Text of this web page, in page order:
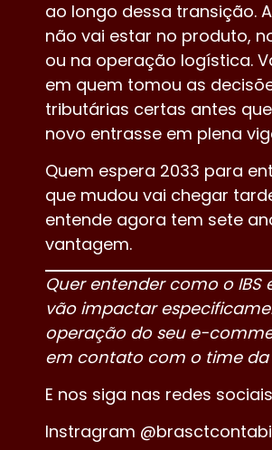
ao longo dessa transição.
não vai estar no produto,
ou na operação logística.
em quem tomou as
tributárias certas antes
novo entrasse em plena
Quem espera 2033 para
que mudou vai chegar
entende agora tem sete
vantagem.
Quer entender como o IBS
vão impactar
operação do seu e-
em contato com o time da
E nos siga nas redes
Instragram